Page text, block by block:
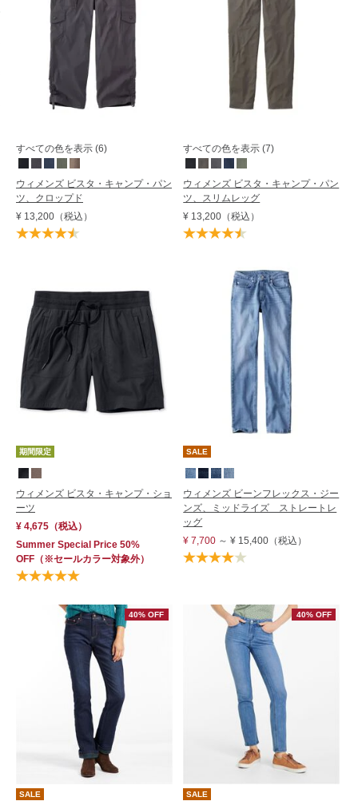
価格の高い順
レビュー評価順
売れてる順
在庫順
新着順
すべての色を表示 (6)
ウィメンズ ビスタ・キャンプ・パン
ツ、クロップド
¥ 13,200 （税込）
すべての色を表示 (7)
ウィメンズ ビスタ・キャンプ・パン
ツ、スリムレッグ
¥ 13,200 （税込）
期間限定
ウィメンズ ビスタ・キャンプ・ショ
ーツ
¥ 4,675 （税込）
Summer Special Price 50%
OFF （※セールカラー対象外）
SALE
ウィメンズ ビーンフレックス・ジー
ンズ、ミッドライズ ストレートレ
ッグ
¥ 7,700 ～¥ 15,400 （税込）
40% OFF
SALE
40% OFF
SALE